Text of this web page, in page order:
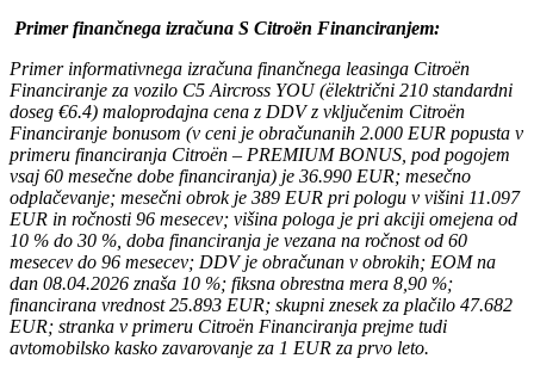
Primer finančnega izračuna S Citroën Financiranjem:
Primer informativnega izračuna finančnega leasinga Citroën
Financiranje za vozilo C5 Aircross YOU (ëlektrični 210 standardni
doseg €6.4) maloprodajna cena z DDV z vključenim Citroën
Financiranje bonusom (v ceni je obračunanih 2.000 EUR popusta v
primeru financiranja Citroën – PREMIUM BONUS, pod pogojem
vsaj 60 mesečne dobe financiranja) je 36.990 EUR; mesečno
odplačevanje; mesečni obrok je 389 EUR pri pologu v višini 11.097
EUR in ročnosti 96 mesecev; višina pologa je pri akciji omejena od
10 % do 30 %, doba financiranja je vezana na ročnost od 60
mesecev do 96 mesecev; DDV je obračunan v obrokih; EOM na
dan 08.04.2026 znaša 10 %; fiksna obrestna mera 8,90 %;
financirana vrednost 25.893 EUR; skupni znesek za plačilo 47.682
EUR; stranka v primeru Citroën Financiranja prejme tudi
avtomobilsko kasko zavarovanje za 1 EUR za prvo leto.